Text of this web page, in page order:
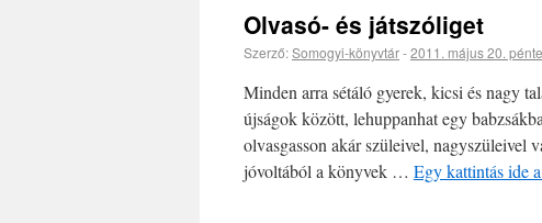
Olvasó- és játszóliget
Szerző:Somogyi-könyvtár-2011. május 20.
Minden arra sétáló gyerek, kicsi és nagy
újságok között, lehuppanhat egy
olvasgasson akár szüleivel, nagyszüleivel
jóvoltából a könyvek … Egy kattintás ide